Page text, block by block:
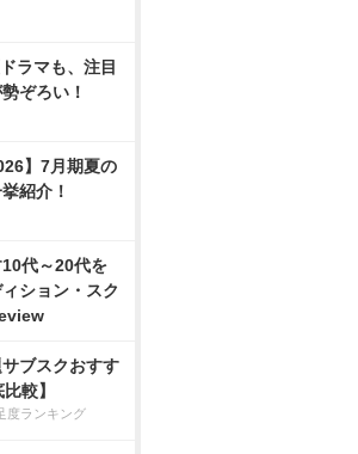
ラマも、注目
ぞろい！
】7月期夏の
紹介！
代～20代を
ション・スク
ブスクおすす
較】
度ランキング